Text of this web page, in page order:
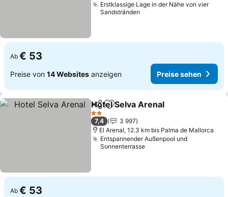
Erstklassige Lage in der Nähe von vier
Sandstränden
Ab € 53
Preise von 14 Websites anzeigen Preise sehen
TeilenZu Favoriten hinzufügen
Hotel Selva Arenal
2 Sterne
7,4
3 997
El Arenal, 12.3 km bis Palma de Mallorca
Entspannender Außenpool und
Sonnenterrasse
Ab € 53